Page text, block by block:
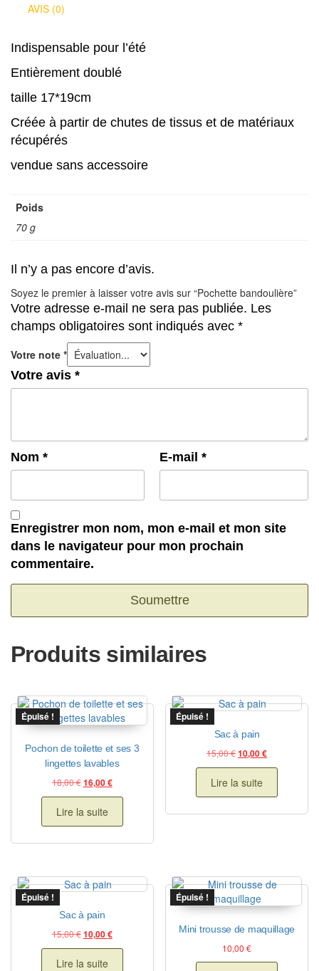
AVIS (0)
Indispensable pour l’été
Entièrement doublé
taille 17*19cm
Créée à partir de chutes de tissus et de matériaux
récupérés
vendue sans accessoire
Poids
70 g
Il n’y a pas encore d’avis.
Soyez le premier à laisser votre avis sur “Pochette bandoulière”
Votre adresse e-mail ne sera pas publiée. Les
champs obligatoires sont indiqués avec *
Votre note *
Votre avis *
Nom * E-mail *
Enregistrer mon nom, mon e-mail et mon site
dans le navigateur pour mon prochain
commentaire.
Produits similaires
Épuisé !
Pochon de toilette et ses 3
lingettes lavables
18,00€Le prix initial était : 18,00 €.
16,00€Le prix actuel est : 16,00 €.
Lire la suite
Épuisé !
Sac à pain
15,00€Le prix initial était :
10,00€Le prix
Lire la suite
Épuisé !
Sac à pain
15,00€Le prix initial était : 15,00 €.
10,00€Le prix actuel est : 10,00 €.
Lire la suite
Épuisé !
Mini trousse de maquillage
10,00€